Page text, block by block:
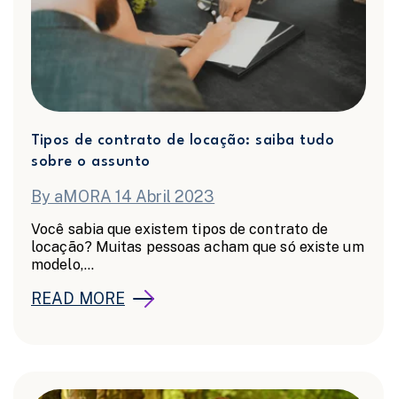
Tipos de contrato de locação: saiba tudo
sobre o assunto
By aMORA 14 Abril 2023
Você sabia que existem tipos de contrato de
locação? Muitas pessoas acham que só existe um
modelo,...
READ MORE